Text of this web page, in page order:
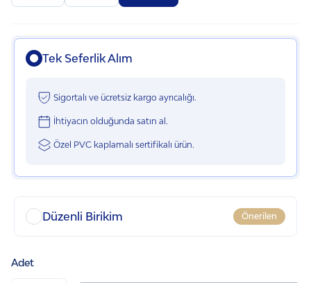
Tek Seferlik Alım
Sigortalı ve ücretsiz kargo ayrıcalığı.
İhtiyacın olduğunda satın al.
Özel PVC kaplamalı sertifikalı ürün.
Düzenli Birikim Önerilen
Adet